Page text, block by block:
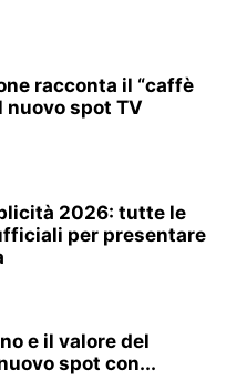
racconta il “caffè
nuovo spot TV
2026: tutte le
per presentare
e il valore del
spot con...